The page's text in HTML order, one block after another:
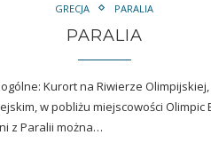
GRECJA PARALIA
PARALIA
Kurort na Riwierze
w pobliżu miejscowości Olimpic
z Paralii można…